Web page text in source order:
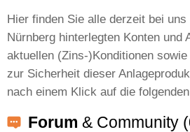
Hier finden Sie alle derzeit bei
Nürnberg hinterlegten Konten und
aktuellen (Zins-)Konditionen
zur Sicherheit dieser
nach einem Klick auf die
Forum & Community